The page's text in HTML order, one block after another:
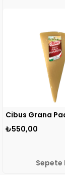
Cibus Grana Padano Parmesan Peyniri 200 gr 1 ADET